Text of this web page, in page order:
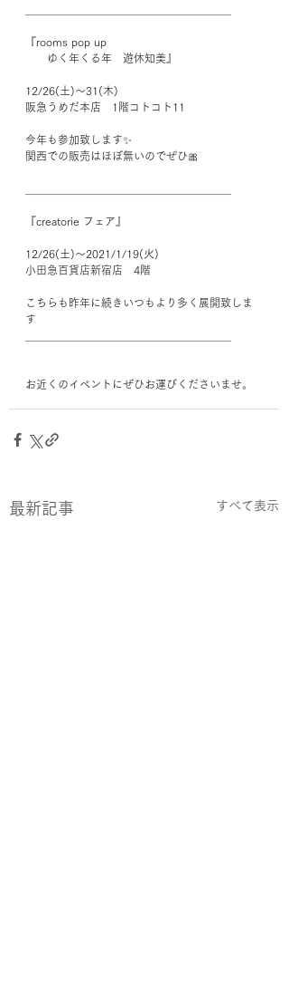
『rooms pop up ﻿
ゆく年くる年　遊休知美』﻿
12/26(土)〜31(木)﻿
阪急うめだ本店　1階コトコト11﻿
今年も参加致します✨﻿
関西での販売はほぼ無いのでぜひ🎀﻿
『creatorie フェア』﻿
12/26(土)〜2021/1/19(火)﻿
小田急百貨店新宿店　4階﻿
こちらも昨年に続きいつもより多く展開致しま
す
お近くのイベントにぜひお運びくださいませ。
最新記事 すべて表示